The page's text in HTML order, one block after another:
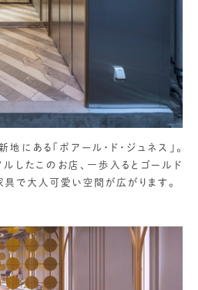
にある「ポアール・ド・ジュネス」。
したこのお店、一歩入るとゴールド
具で大人可愛い空間が広がります。